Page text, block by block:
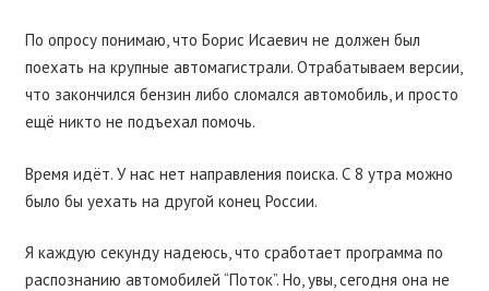
По опросу понимаю, что Борис Исаевич не должен был
поехать на крупные автомагистрали. Отрабатываем версии,
что закончился бензин либо сломался автомобиль, и просто
ещё никто не подъехал помочь.
Время идёт. У нас нет направления поиска. С 8 утра можно
было бы уехать на другой конец России.
Я каждую секунду надеюсь, что сработает программа по
распознанию автомобилей “Поток”. Но, увы, сегодня она не